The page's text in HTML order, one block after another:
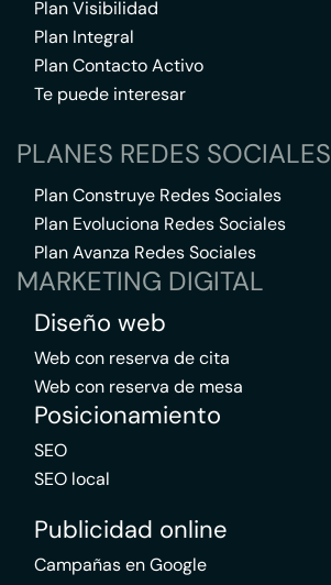
Plan Visibilidad
Plan Integral
Plan Contacto Activo
Te puede interesar
PLANES REDES SOCIALES
Plan Construye Redes Sociales
Plan Evoluciona Redes Sociales
Plan Avanza Redes Sociales
MARKETING DIGITAL
Diseño web
Web con reserva de cita
Web con reserva de mesa
Posicionamiento
SEO
SEO local
Publicidad online
Campañas en Google